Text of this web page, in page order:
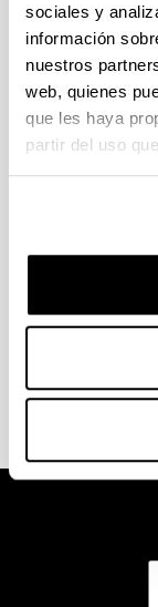
sociales y
información
nuestros
web, quienes
que les haya
partir del uso
Más